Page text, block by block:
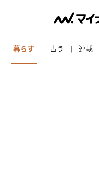
暮らす 占う 連載